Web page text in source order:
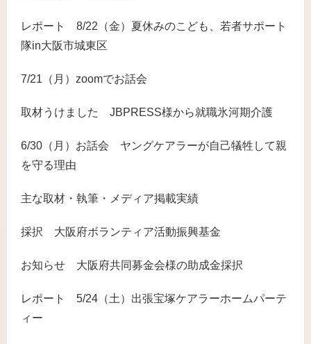
レポート 8/22（金）夏休みのこども、若者サポート
隊in大阪市城東区
7/21（月）zoomでお話会
取材うけました JBPRESS様から就職氷河期介護
6/30（月）お話会 ヤングケアラーが自己犠牲して親
を守る理由
主な取材・執筆・メディア掲載実績
採択 大阪府ボランティア活動振興基金
お知らせ 大阪府共同募金会様の助成金採択
レポート 5/24（土）出張宝塚ケアラーホームパーテ
ィー